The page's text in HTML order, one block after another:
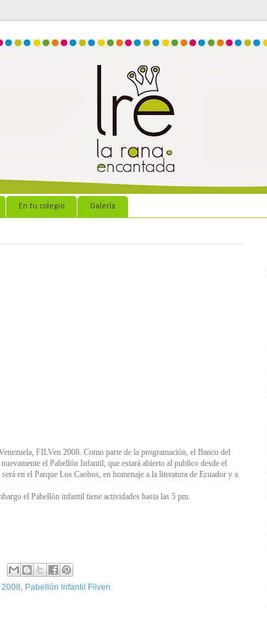
En tu colegio Galería
FILVen 2008. Como parte de la programación, el Banco del
el Pabellón Infantil; que estará abierto al publico desde el
en el Parque Los Caobos, en homenaje a la literatura de Ecuador y a
el Pabellón infantil tiene actividades hasta las 5 pm.
Pabellón Infantil Filven